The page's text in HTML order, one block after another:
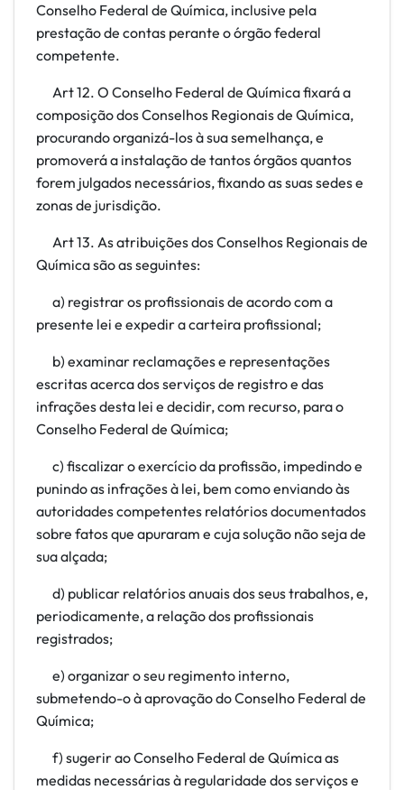
Conselho Federal de Química, inclusive pela
prestação de contas perante o órgão federal
competente.
Art 12. O Conselho Federal de Química fixará a
composição dos Conselhos Regionais de Química,
procurando organizá-los à sua semelhança, e
promoverá a instalação de tantos órgãos quantos
forem julgados necessários, fixando as suas sedes e
zonas de jurisdição.
Art 13. As atribuições dos Conselhos Regionais de
Química são as seguintes:
a) registrar os profissionais de acordo com a
presente lei e expedir a carteira profissional;
b) examinar reclamações e representações
escritas acerca dos serviços de registro e das
infrações desta lei e decidir, com recurso, para o
Conselho Federal de Química;
c) fiscalizar o exercício da profissão, impedindo e
punindo as infrações à lei, bem como enviando às
autoridades competentes relatórios documentados
sobre fatos que apuraram e cuja solução não seja de
sua alçada;
d) publicar relatórios anuais dos seus trabalhos, e,
periodicamente, a relação dos profissionais
registrados;
e) organizar o seu regimento interno,
submetendo-o à aprovação do Conselho Federal de
Química;
f) sugerir ao Conselho Federal de Química as
medidas necessárias à regularidade dos serviços e